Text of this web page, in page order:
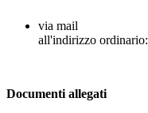
via mail
all'indirizzo ordinario:
Documenti allegati